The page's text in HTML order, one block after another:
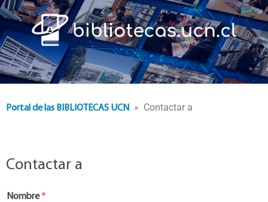
Portal de las BIBLIOTECAS UCN » Contactar a
Contactar a
Nombre*